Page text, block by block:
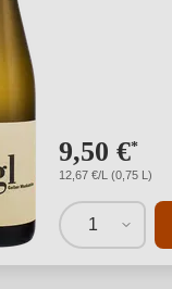
9,50 €*
12,67 €/L (0,75 L)
1